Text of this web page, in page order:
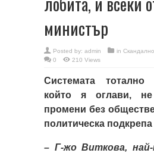
министър
Posted by: admin in Скандално
0
210 Views
Системата тотално
който я оглави,
промени без
политическа подкрепа
– Г-жо Виткова,